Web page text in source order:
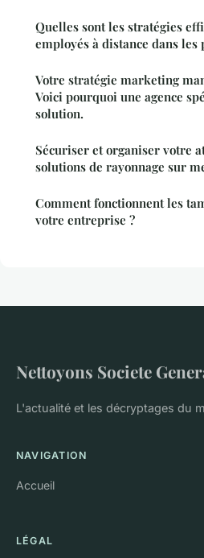
Quelles sont les stratégies
employés à distance dans
Votre stratégie marketing
Voici pourquoi une agence
solution.
Sécuriser et organiser votre
solutions de rayonnage sur
Comment fonctionnent les
votre entreprise ?
Nettoyons Societe
L'actualité et les décryptages du
NAVIGATION
Accueil
LÉGAL